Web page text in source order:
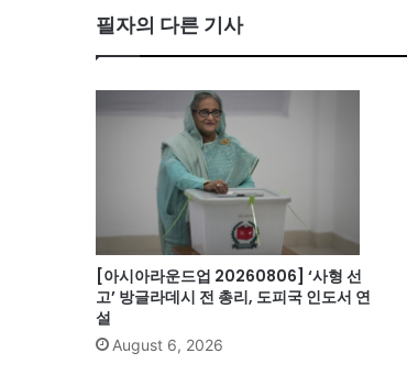
ok
필자의 다른 기사
[아시아라운드업 20260806] ‘사형 선
고’ 방글라데시 전 총리, 도피국 인도서 연
설
August 6, 2026